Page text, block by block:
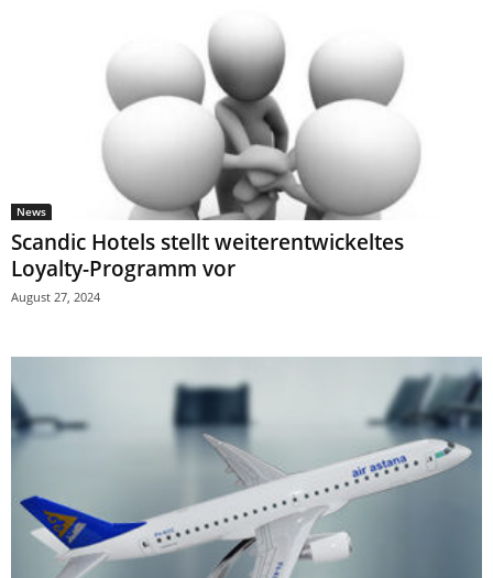
News
Scandic Hotels stellt weiterentwickeltes
Loyalty-Programm vor
August 27, 2024